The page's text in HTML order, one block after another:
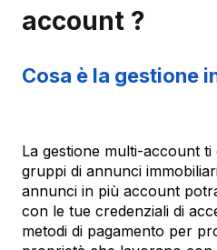
account ?
Cosa è la gestione
La gestione multi-account
gruppi di annunci
annunci in più account
con le tue credenziali di
metodi di pagamento per